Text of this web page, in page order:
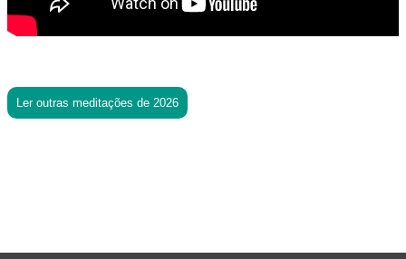
Ler outras meditações de 2026